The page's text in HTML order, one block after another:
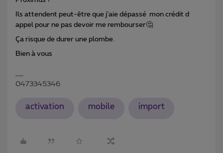
Ils attendent peut-être que j’aie dépassé mon crédit d
appel pour ne pas devoir me rembourser🤔
Ça risque de durer une plombe.
Bien à vous
0473345346
activation mobile import